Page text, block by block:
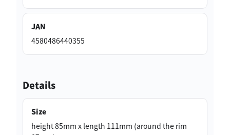
JAN
4580486440355
Details
Size
height 85mm x length 111mm (around the rim